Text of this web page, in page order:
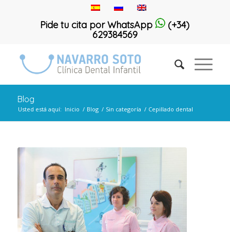
Pide tu cita por WhatsApp
(+34)
629384569
Blog
Usted está aquí: Inicio / Blog / Sin categoría / Cepillado dental